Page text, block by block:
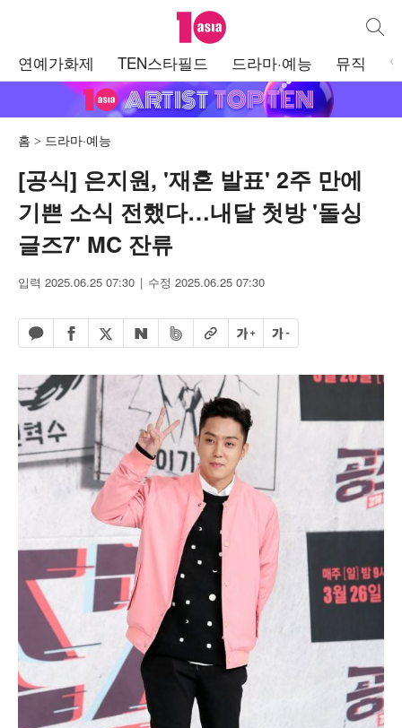
텐아시아 통합
연예가화제 TEN스타필드 드라마·예능 뮤직
홈 드라마·예능
[공식] 은지원, '재혼 발표' 2주 만에
기쁜 소식 전했다…내달 첫방 '돌싱
글즈7' MC 잔류
입력 2025.06.25 07:30 수정 2025.06.25 07:30
카카오톡 공유하기
페이스북 공유하기
엑스 공유하기
네이버 공유하기
밴드 공유하기
URL복사글자 크게글자 작게